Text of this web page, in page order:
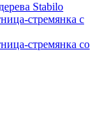
Stabilo
стремянка с
стремянка со